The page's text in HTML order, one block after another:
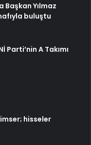
Başkan Yılmaz
buluştu
Parti’nin A Takımı
hisseler